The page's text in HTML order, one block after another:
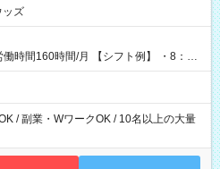
ッズ
/月 【シフト例】 ・8：00
/ 副業・WワークOK / 10名以上の大量